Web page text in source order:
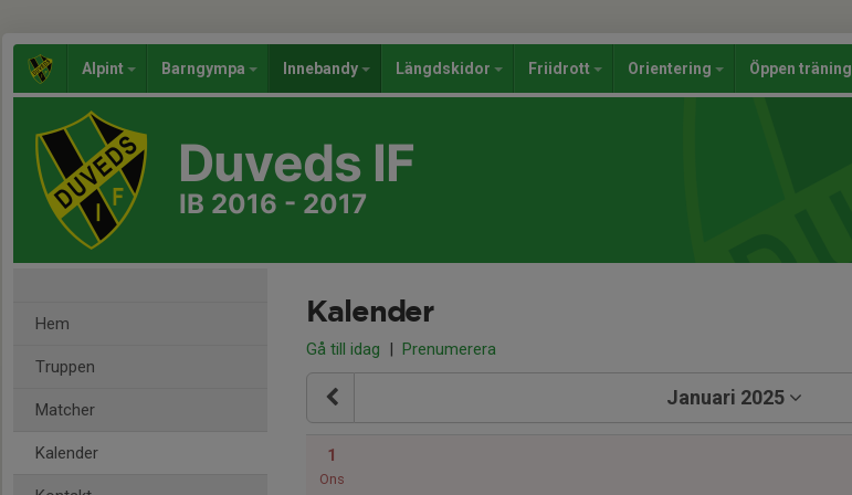
Alpint Barngympa Innebandy Längdskidor Friidrott Orientering Öppen träning
Duveds IF
IB 2016 - 2017
Hem
Truppen
Matcher
Kalender
Kalender
Gå till idag | Prenumerera
Januari 2025
1
Ons